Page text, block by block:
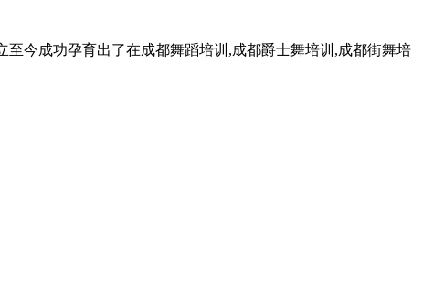
今成功孕育出了在成都舞蹈培训,成都爵士舞培训,成都街舞培